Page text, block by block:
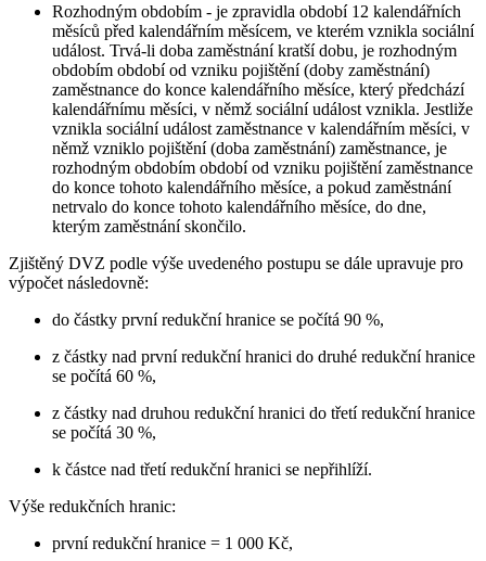
Rozhodným obdobím - je zpravidla období 12 kalendářních
měsíců před kalendářním měsícem, ve kterém vznikla sociální
událost. Trvá-li doba zaměstnání kratší dobu, je rozhodným
obdobím období od vzniku pojištění (doby zaměstnání)
zaměstnance do konce kalendářního měsíce, který předchází
kalendářnímu měsíci, v němž sociální událost vznikla. Jestliže
vznikla sociální událost zaměstnance v kalendářním měsíci, v
němž vzniklo pojištění (doba zaměstnání) zaměstnance, je
rozhodným obdobím období od vzniku pojištění zaměstnance
do konce tohoto kalendářního měsíce, a pokud zaměstnání
netrvalo do konce tohoto kalendářního měsíce, do dne,
kterým zaměstnání skončilo.
Zjištěný DVZ podle výše uvedeného postupu se dále upravuje pro
výpočet následovně:
do částky první redukční hranice se počítá 90 %,
z částky nad první redukční hranici do druhé redukční hranice
se počítá 60 %,
z částky nad druhou redukční hranici do třetí redukční hranice
se počítá 30 %,
k částce nad třetí redukční hranici se nepřihlíží.
Výše redukčních hranic:
první redukční hranice = 1 000 Kč,